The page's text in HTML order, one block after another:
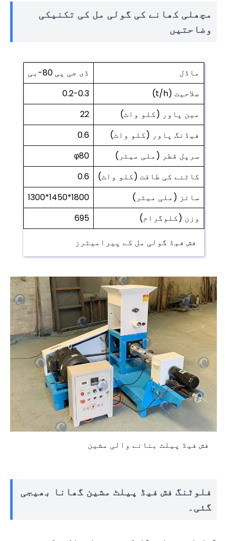
مچھلی کھانے کی گولی مل کی تکنیکی
وضاحتیں
ماڈل
ڈی جی پی 80-بی
صلاحیت (t/h)
0.2-0.3
مین پاور (کلو واٹ)
22
فیڈنگ پاور (کلو واٹ)
0.6
سرپل قطر (ملی میٹر)
φ80
کاٹنے کی طاقت (کلو واٹ)
0.6
سائز (ملی میٹر)
1800*1450*1300
وزن (کلوگرام)
695
فش فیڈ گولی مل کے پیرامیٹرز
فش فیڈ پیلٹ بنانے والی مشین
فلوٹنگ فش فیڈ پیلٹ مشین گھانا بھیجی
گئی۔